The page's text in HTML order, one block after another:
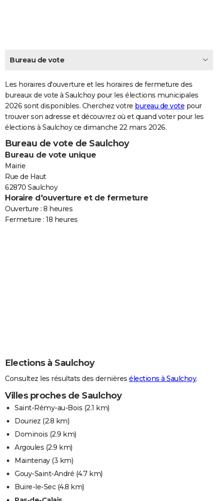
Carte de Noël
Carte Bonne année
Carte Saint-Valentin
Carte Pâques
Carte d'anniversaire
DICTIONNAIRE
Dictionnaire
Biographies
Citations
Expressions
Proverbes
PROGRAMME TV
COPAINS D'AVANT
S'inscrire
Se connecter
Lycées
Collèges
Primaires
Universités
Entreprises
Service militaire
Avis de recherche
AVIS DE DÉCÈS
FORUM
Bricolage
Lifestyle
Culture
Sport
Auto
Television
Voyage
Cinema
Bureau de vote
Les horaires d'ouverture et les horaires de fermeture des
bureaux de vote à Saulchoy pour les élections municipales
2026 sont disponibles. Cherchez votre bureau de vote pour
trouver son adresse et découvrez où et quand voter pour les
élections à Saulchoy ce dimanche 22 mars 2026.
Bureau de vote de Saulchoy
Bureau de vote unique
Mairie
Rue de Haut
62870 Saulchoy
Horaire d'ouverture et de fermeture
Ouverture : 8 heures
Fermeture : 18 heures
Elections à Saulchoy
Consultez les résultats des dernières élections à Saulchoy.
Villes proches de Saulchoy
Saint-Rémy-au-Bois (2.1 km)
Douriez (2.8 km)
Dominois (2.9 km)
Argoules (2.9 km)
Maintenay(3 km)
Gouy-Saint-André (4.7 km)
Buire-le-Sec(4.8 km)